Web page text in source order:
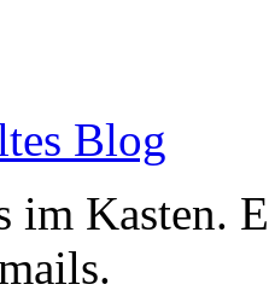
Blog
im Kasten.